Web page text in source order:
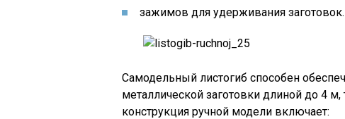
зажимов для удерживания заготовок.
Самодельный листогиб способен
металлической заготовки длиной до 4
конструкция ручной модели включает: